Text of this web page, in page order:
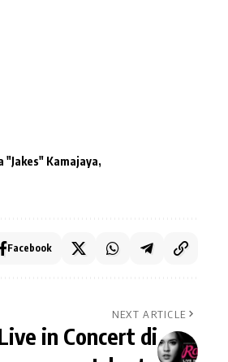
"Jakes" Kamajaya
Facebook
NEXT ARTICLE
in Concert di